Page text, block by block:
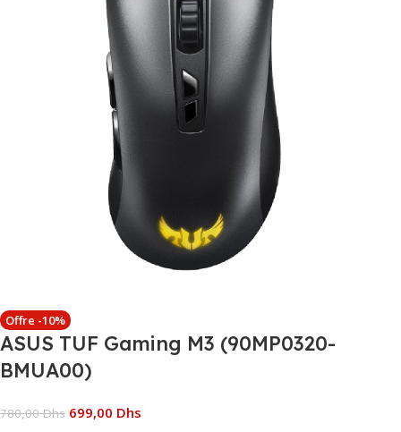
Offre -10%
ASUS TUF Gaming M3 (90MP0320-
BMUA00)
780,00Dhs 699,00 Dhs